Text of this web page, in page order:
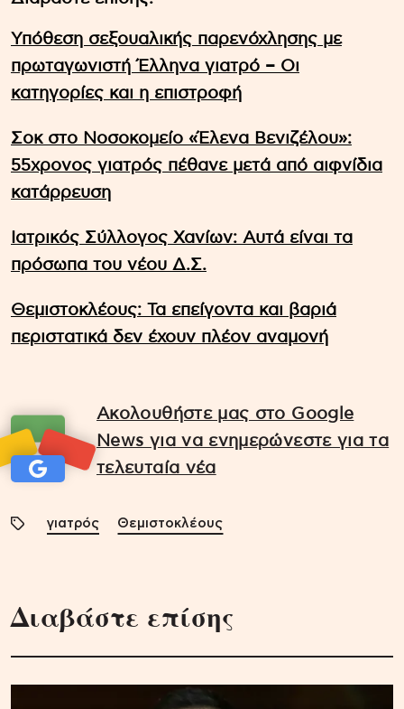
Υπόθεση σεξουαλικής παρενόχλησης με
πρωταγωνιστή Έλληνα γιατρό – Οι
κατηγορίες και η επιστροφή
Σοκ στο Νοσοκομείο «Έλενα Βενιζέλου»:
55χρονος γιατρός πέθανε μετά από αιφνίδια
κατάρρευση
Ιατρικός Σύλλογος Χανίων: Αυτά είναι τα
πρόσωπα του νέου Δ.Σ.
Θεμιστοκλέους: Τα επείγοντα και βαριά
περιστατικά δεν έχουν πλέον αναμονή
Ακολουθήστε μας στο Google
News για να ενημερώνεστε για τα
τελευταία νέα
γιατρός Θεμιστοκλέους
Διαβάστε επίσης